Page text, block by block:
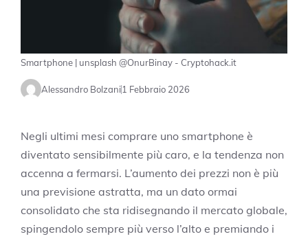
Smartphone | unsplash @OnurBinay - Cryptohack.it
Alessandro Bolzani1 Febbraio 2026
Negli ultimi mesi comprare uno smartphone è
diventato sensibilmente più caro, e la tendenza non
accenna a fermarsi. L’aumento dei prezzi non è più
una previsione astratta, ma un dato ormai
consolidato che sta ridisegnando il mercato globale,
spingendolo sempre più verso l’alto e premiando i